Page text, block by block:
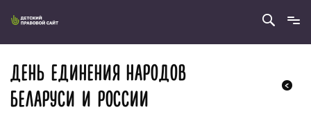
ДЕНЬ ЕДИНЕНИЯ НАРОДОВ
БЕЛАРУСИ И РОССИИ